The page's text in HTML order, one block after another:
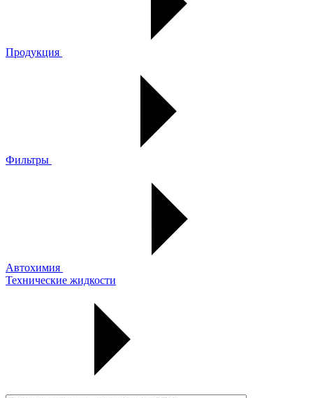
Продукция
Фильтры
Автохимия
Технические жидкости